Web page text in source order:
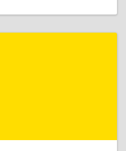
Смоленск г, Ново-